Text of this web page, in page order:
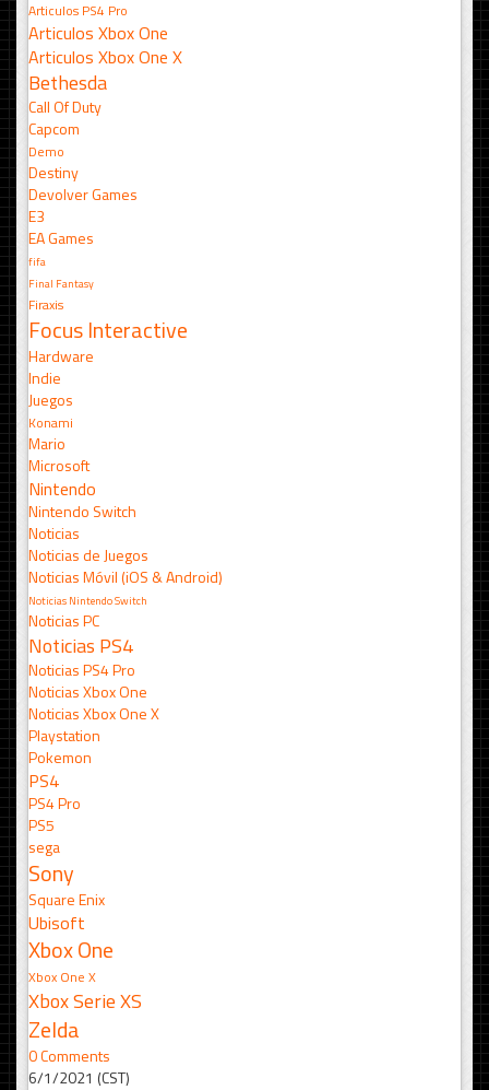
Articulos PS4 Pro
Articulos Xbox One
Articulos Xbox One X
Bethesda
Call Of Duty
Capcom
Demo
Destiny
Devolver Games
E3
EA Games
fifa
Final Fantasy
Firaxis
Focus Interactive
Hardware
Indie
Juegos
Konami
Mario
Microsoft
Nintendo
Nintendo Switch
Noticias
Noticias de Juegos
Noticias Móvil (iOS & Android)
Noticias Nintendo Switch
Noticias PC
Noticias PS4
Noticias PS4 Pro
Noticias Xbox One
Noticias Xbox One X
Playstation
Pokemon
PS4
PS4 Pro
PS5
sega
Sony
Square Enix
Ubisoft
Xbox One
Xbox One X
Xbox Serie XS
Zelda
0 Comments
6/1/2021 (CST)